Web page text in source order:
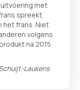
met
spreekt,
het frans. Niet
volgens
na 2015
Laukens